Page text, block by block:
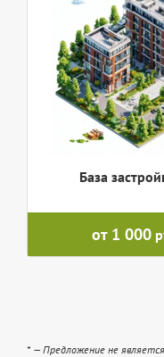
База
от 1 000
* — Предложение не